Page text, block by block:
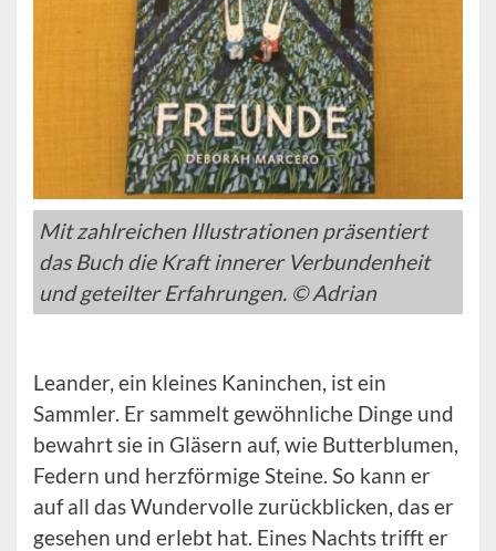
Mit zahlreichen Illustrationen präsentiert
das Buch die Kraft innerer Verbundenheit
und geteilter Erfahrungen. © Adrian
Leander, ein kleines Kaninchen, ist ein
Sammler. Er sammelt gewöhnliche Dinge und
bewahrt sie in Gläsern auf, wie Butterblumen,
Federn und herzförmige Steine. So kann er
auf all das Wundervolle zurückblicken, das er
gesehen und erlebt hat. Eines Nachts trifft er